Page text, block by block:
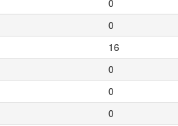
0
16
0
0
0